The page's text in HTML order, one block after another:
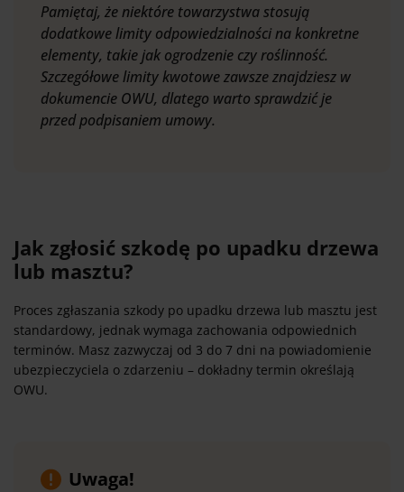
Pamiętaj, że niektóre towarzystwa stosują
dodatkowe limity odpowiedzialności na konkretne
elementy, takie jak ogrodzenie czy roślinność.
Szczegółowe limity kwotowe zawsze znajdziesz w
dokumencie OWU, dlatego warto sprawdzić je
przed podpisaniem umowy.
Jak zgłosić szkodę po upadku drzewa
lub masztu?
Proces zgłaszania szkody po upadku drzewa lub masztu jest
standardowy, jednak wymaga zachowania odpowiednich
terminów. Masz zazwyczaj od 3 do 7 dni na powiadomienie
ubezpieczyciela o zdarzeniu – dokładny termin określają
OWU.
Uwaga!